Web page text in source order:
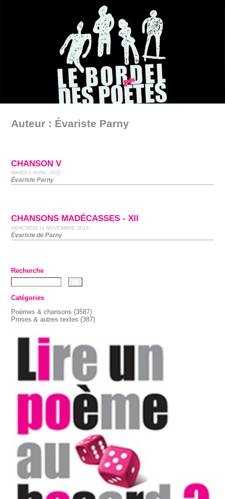
Auteur : Évariste Parny
CHANSON V
MARDI 1 AVRIL 2025
Évariste Parny
CHANSONS MADÉCASSES - XII
MERCREDI 11 NOVEMBRE 2015
Évariste de Parny
Recherche
Catégories
Poèmes & chansons (3587)
Proses & autres textes (387)